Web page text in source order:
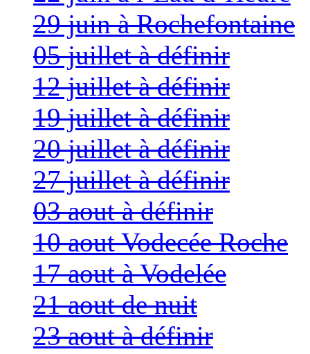
29 juin à Rochefontaine
05 juillet à définir
12 juillet à définir
19 juillet à définir
20 juillet à définir
27 juillet à définir
03 aout à définir
10 aout Vodecée Roche
17 aout à Vodelée
21 aout de nuit
23 aout à définir